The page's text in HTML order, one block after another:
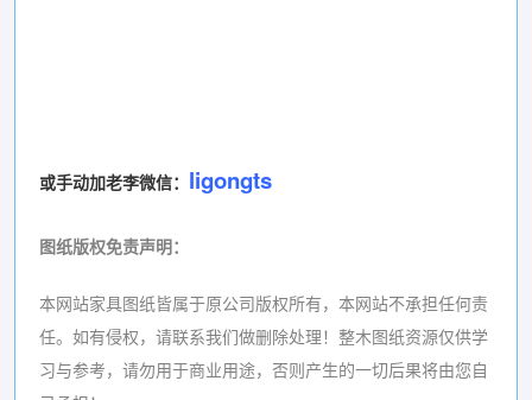
或手动加老李微信： ligongts
图纸版权免责声明：
本网站家具图纸皆属于原公司版权所有，本网站不承担任何责
任。如有侵权，请联系我们做删除处理！ 整木图纸资源仅供学
习与参考，请勿用于商业用途，否则产生的一切后果将由您自